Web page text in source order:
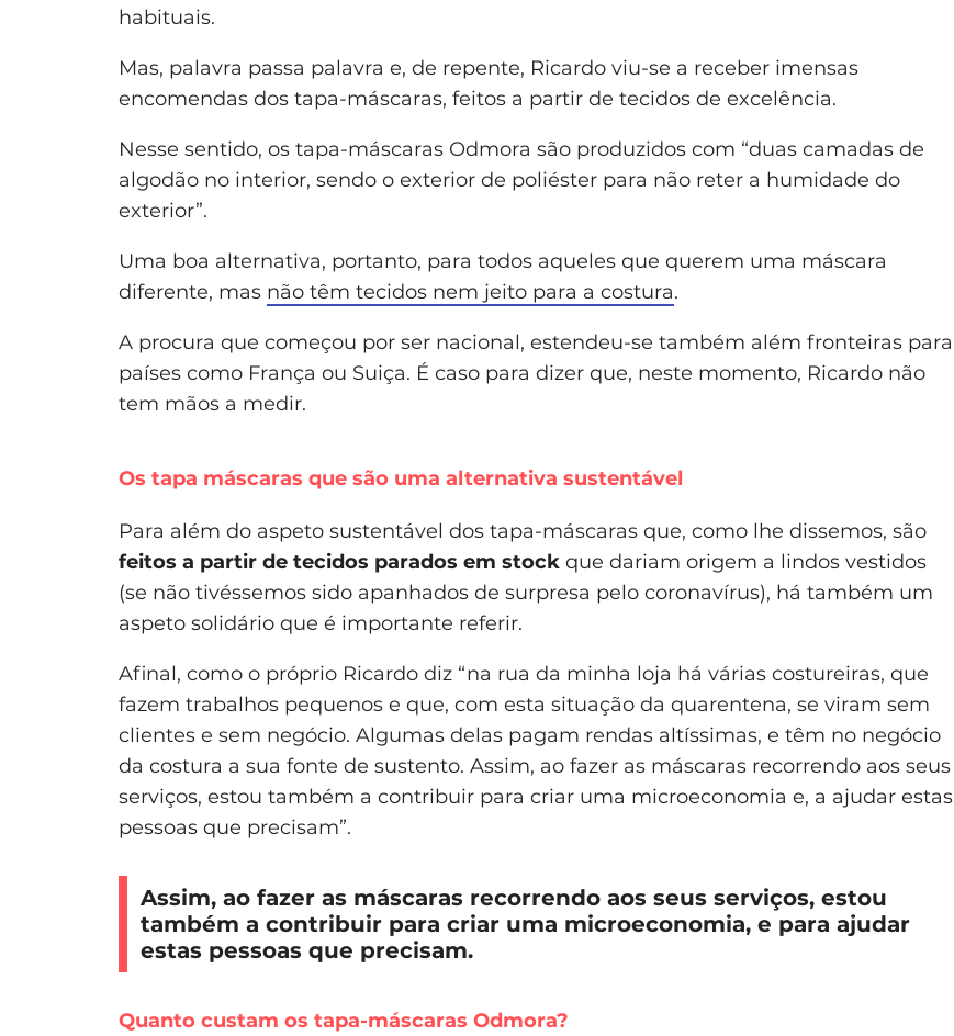
habituais.
Mas, palavra passa palavra e, de repente, Ricardo viu-se a receber imensas
encomendas dos tapa-máscaras, feitos a partir de tecidos de excelência.
Nesse sentido, os tapa-máscaras Odmora são produzidos com “duas camadas de
algodão no interior, sendo o exterior de poliéster para não reter a humidade do
exterior”.
Uma boa alternativa, portanto, para todos aqueles que querem uma máscara
diferente, mas não têm tecidos nem jeito para a costura.
A procura que começou por ser nacional, estendeu-se também além fronteiras para
países como França ou Suiça. É caso para dizer que, neste momento, Ricardo não
tem mãos a medir.
Os tapa máscaras que são uma alternativa sustentável
Para além do aspeto sustentável dos tapa-máscaras que, como lhe dissemos, são
feitos a partir de tecidos parados em stock que dariam origem a lindos vestidos
(se não tivéssemos sido apanhados de surpresa pelo coronavírus), há também um
aspeto solidário que é importante referir.
Afinal, como o próprio Ricardo diz “na rua da minha loja há várias costureiras, que
fazem trabalhos pequenos e que, com esta situação da quarentena, se viram sem
clientes e sem negócio. Algumas delas pagam rendas altíssimas, e têm no negócio
da costura a sua fonte de sustento. Assim, ao fazer as máscaras recorrendo aos seus
serviços, estou também a contribuir para criar uma microeconomia e, a ajudar estas
pessoas que precisam”.
Assim, ao fazer as máscaras recorrendo aos seus serviços, estou
também a contribuir para criar uma microeconomia, e para ajudar
estas pessoas que precisam.
Quanto custam os tapa-máscaras Odmora?